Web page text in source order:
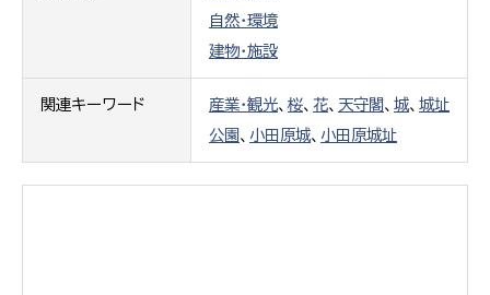
自然・環境
建物・施設
関連キーワード 産業・観光、 桜、 花、 天守閣 、 城、 城址
公園 、 小田原城、 小田原城址